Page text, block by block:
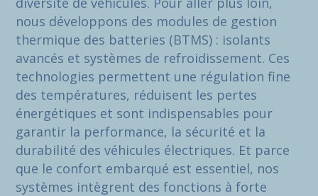
nous développons des modules de gestion
thermique des batteries (BTMS) : isolants
avancés et systèmes de refroidissement. Ces
technologies permettent une régulation fine
des températures, réduisent les pertes
énergétiques et sont indispensables pour
garantir la performance, la sécurité et la
durabilité des véhicules électriques. Et parce
que le confort embarqué est essentiel, nos
systèmes intègrent des fonctions à forte